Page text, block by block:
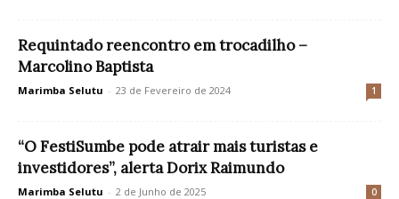
Requintado reencontro em trocadilho –
Marcolino Baptista
Marimba Selutu - 23 de Fevereiro de 2024 1
“O FestiSumbe pode atrair mais turistas e
investidores”, alerta Dorix Raimundo
Marimba Selutu - 2 de Junho de 2025 0